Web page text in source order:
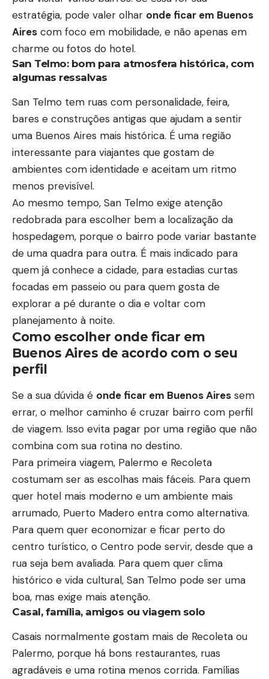
estratégia, pode valer olhar onde ficar em Buenos
Aires com foco em mobilidade, e não apenas em
charme ou fotos do hotel.
San Telmo: bom para atmosfera histórica, com
algumas ressalvas
San Telmo tem ruas com personalidade, feira,
bares e construções antigas que ajudam a sentir
uma Buenos Aires mais histórica. É uma região
interessante para viajantes que gostam de
ambientes com identidade e aceitam um ritmo
menos previsível.
Ao mesmo tempo, San Telmo exige atenção
redobrada para escolher bem a localização da
hospedagem, porque o bairro pode variar bastante
de uma quadra para outra. É mais indicado para
quem já conhece a cidade, para estadias curtas
focadas em passeio ou para quem gosta de
explorar a pé durante o dia e voltar com
planejamento à noite.
Como escolher onde ficar em
Buenos Aires de acordo com o seu
perfil
Se a sua dúvida é onde ficar em Buenos Aires sem
errar, o melhor caminho é cruzar bairro com perfil
de viagem. Isso evita pagar por uma região que não
combina com sua rotina no destino.
Para primeira viagem, Palermo e Recoleta
costumam ser as escolhas mais fáceis. Para quem
quer hotel mais moderno e um ambiente mais
arrumado, Puerto Madero entra como alternativa.
Para quem quer economizar e ficar perto do
centro turístico, o Centro pode servir, desde que a
rua seja bem avaliada. Para quem quer clima
histórico e vida cultural, San Telmo pode ser uma
boa, mas exige mais atenção.
Casal, família, amigos ou viagem solo
Casais normalmente gostam mais de Recoleta ou
Palermo, porque há bons restaurantes, ruas
agradáveis e uma rotina menos corrida. Famílias